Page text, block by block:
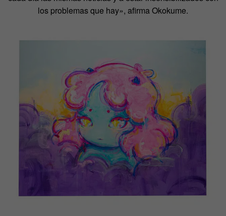
los problemas que hay», afirma Okokume.